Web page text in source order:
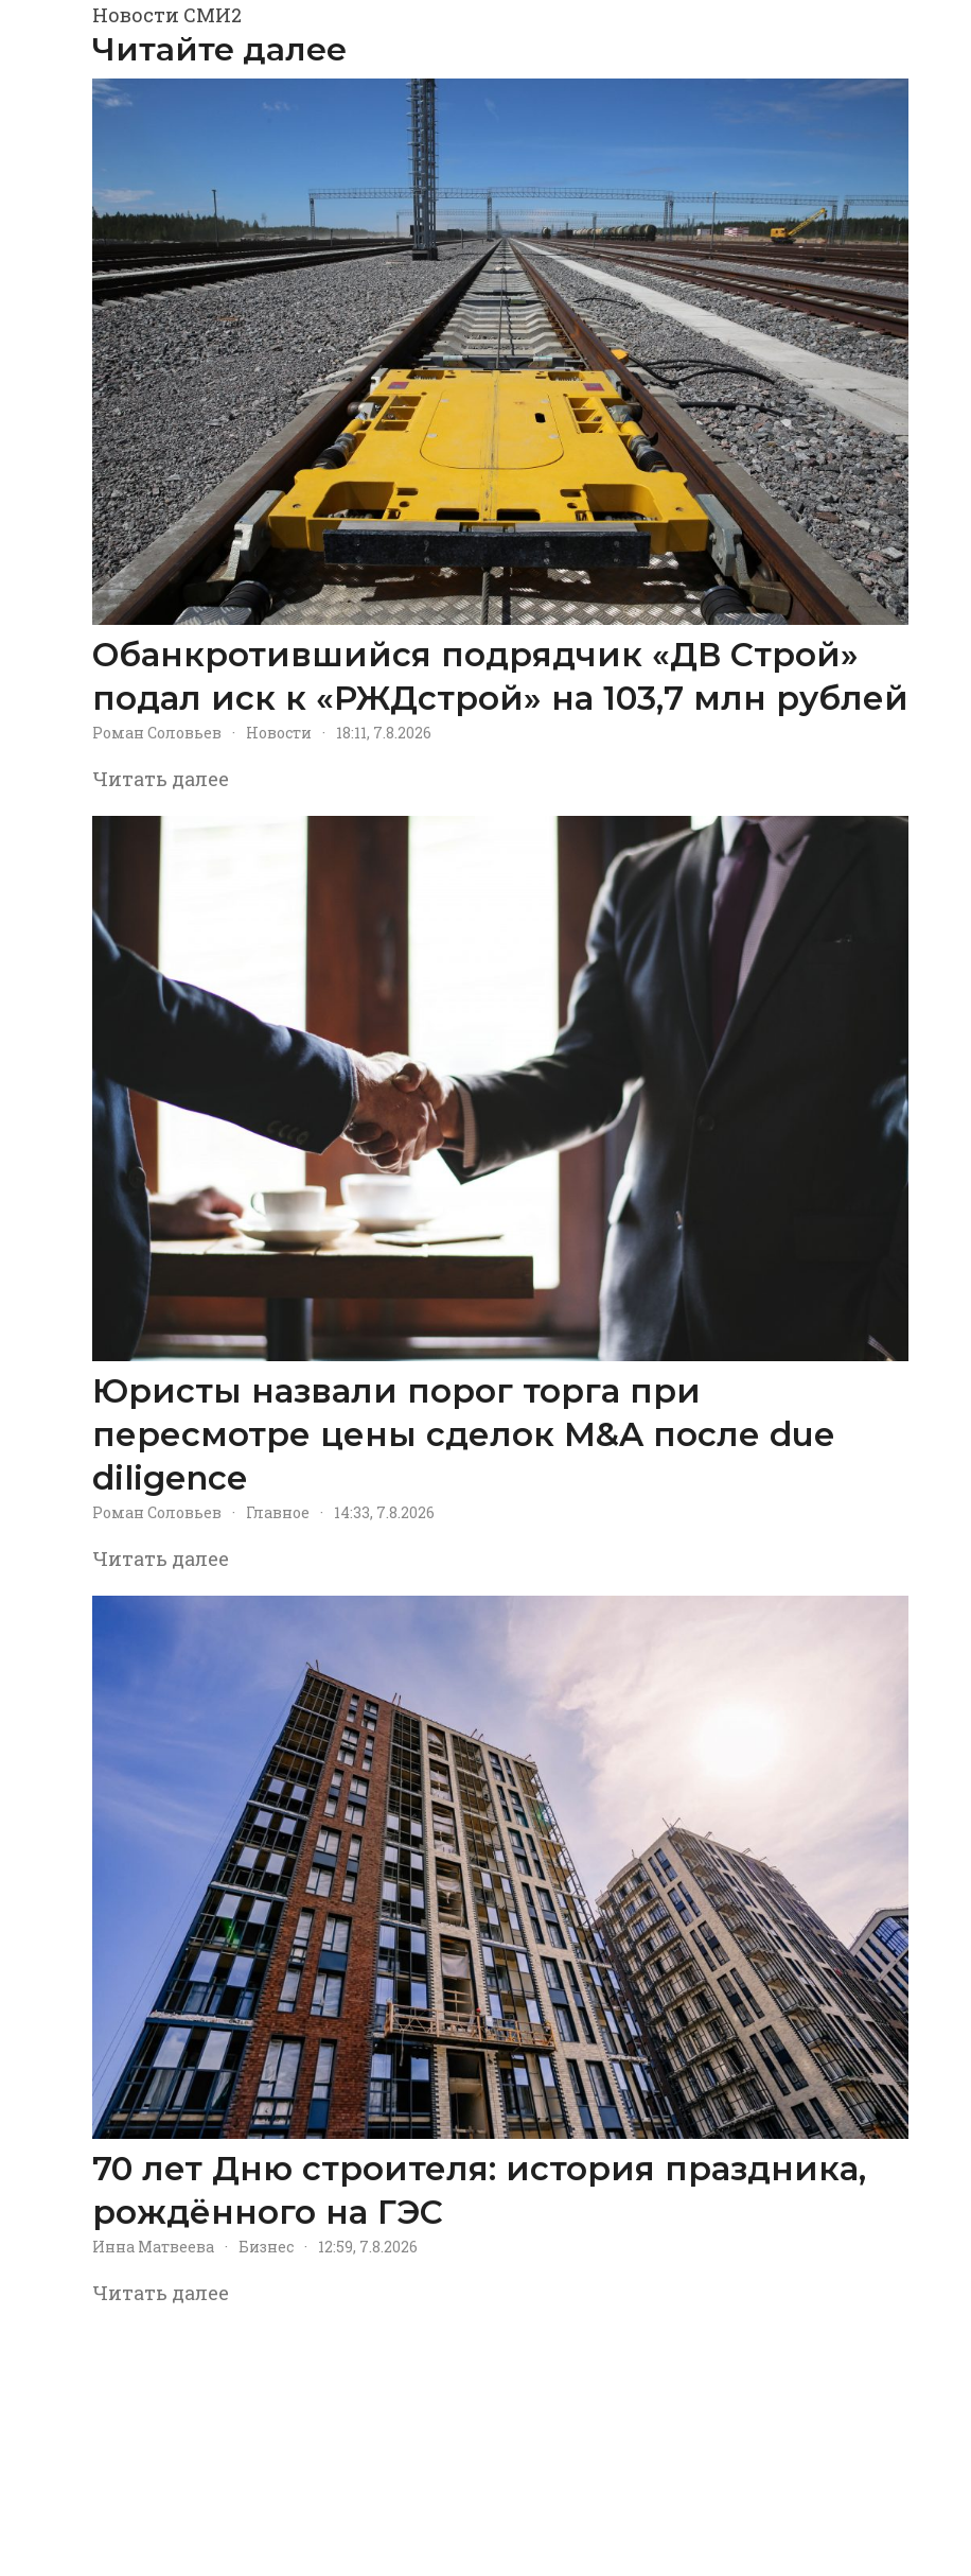
Новости СМИ2
Читайте далее
Обанкротившийся подрядчик «ДВ Строй»
подал иск к «РЖДстрой» на 103,7 млн рублей
Роман Соловьев · Новости · 18:11, 7.8.2026
Читать далее
Юристы назвали порог торга при
пересмотре цены сделок M&A после due
diligence
Роман Соловьев · Главное · 14:33, 7.8.2026
Читать далее
70 лет Дню строителя: история праздника,
рождённого на ГЭС
Инна Матвеева · Бизнес · 12:59, 7.8.2026
Читать далее